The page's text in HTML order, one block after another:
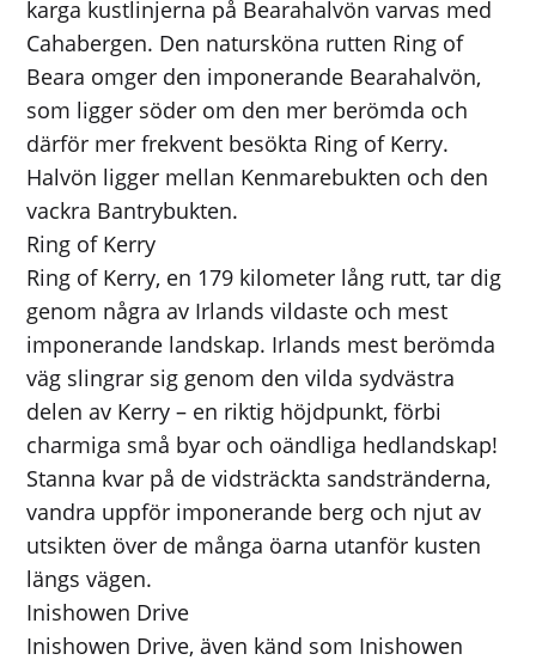
karga kustlinjerna på Bearahalvön varvas med
Cahabergen. Den natursköna rutten Ring of
Beara omger den imponerande Bearahalvön,
som ligger söder om den mer berömda och
därför mer frekvent besökta Ring of Kerry.
Halvön ligger mellan Kenmarebukten och den
vackra Bantrybukten.
Ring of Kerry
Ring of Kerry, en 179 kilometer lång rutt, tar dig
genom några av Irlands vildaste och mest
imponerande landskap. Irlands mest berömda
väg slingrar sig genom den vilda sydvästra
delen av Kerry – en riktig höjdpunkt, förbi
charmiga små byar och oändliga hedlandskap!
Stanna kvar på de vidsträckta sandstränderna,
vandra uppför imponerande berg och njut av
utsikten över de många öarna utanför kusten
längs vägen.
Inishowen Drive
Inishowen Drive, även känd som Inishowen